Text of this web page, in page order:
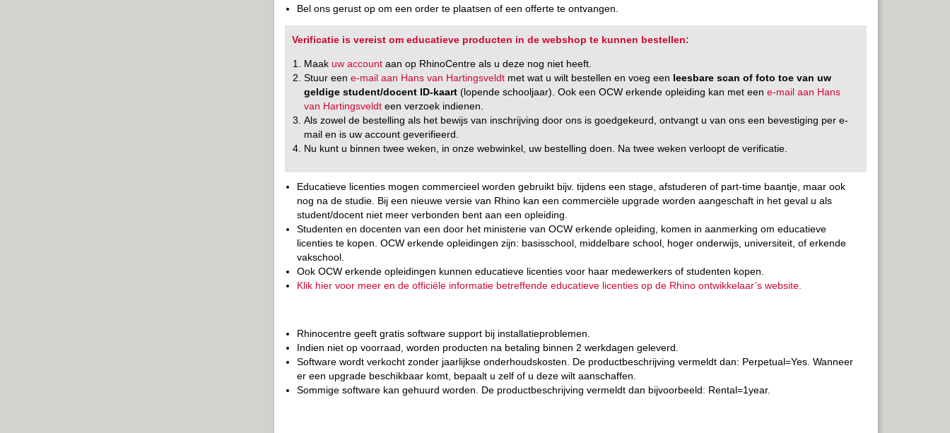
Bel ons gerust op om een order te plaatsen of een offerte te ontvangen.
Verificatie is vereist om educatieve producten in de webshop te kunnen bestellen:
Maak uw account aan op RhinoCentre als u deze nog niet heeft.
Stuur eene-mail aan Hans van Hartingsveldt met wat u wilt bestellen en voeg een leesbare scan of foto toe van uw
geldige student/docent ID-kaart (lopende schooljaar). Ook een OCW erkende opleiding kan met eene-mail aan Hans
van Hartingsveldt een verzoek indienen.
Als zowel de bestelling als het bewijs van inschrijving door ons is goedgekeurd, ontvangt u van ons een bevestiging per e-
mail en is uw account geverifieerd.
Nu kunt u binnen twee weken, in onze webwinkel, uw bestelling doen. Na twee weken verloopt de verificatie.
Educatieve licenties mogen commercieel worden gebruikt bijv. tijdens een stage, afstuderen of part-time baantje, maar ook
nog na de studie. Bij een nieuwe versie van Rhino kan een commerciële upgrade worden aangeschaft in het geval u als
student/docent niet meer verbonden bent aan een opleiding.
Studenten en docenten van een door het ministerie van OCW erkende opleiding, komen in aanmerking om educatieve
licenties te kopen. OCW erkende opleidingen zijn: basisschool, middelbare school, hoger onderwijs, universiteit, of erkende
vakschool.
Ook OCW erkende opleidingen kunnen educatieve licenties voor haar medewerkers of studenten kopen.
Klik hier voor meer en de officiële informatie betreffende educatieve licenties op de Rhino ontwikkelaar’s website.
Rhinocentre geeft gratis software support bij installatieproblemen.
Indien niet op voorraad, worden producten na betaling binnen 2 werkdagen geleverd.
Software wordt verkocht zonder jaarlijkse onderhoudskosten. De productbeschrijving vermeldt dan: Perpetual=Yes. Wanneer
er een upgrade beschikbaar komt, bepaalt u zelf of u deze wilt aanschaffen.
Sommige software kan gehuurd worden. De productbeschrijving vermeldt dan bijvoorbeeld: Rental=1year.